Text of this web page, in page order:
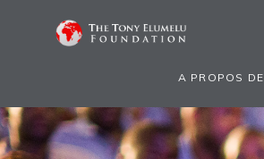
A PROPOS DE